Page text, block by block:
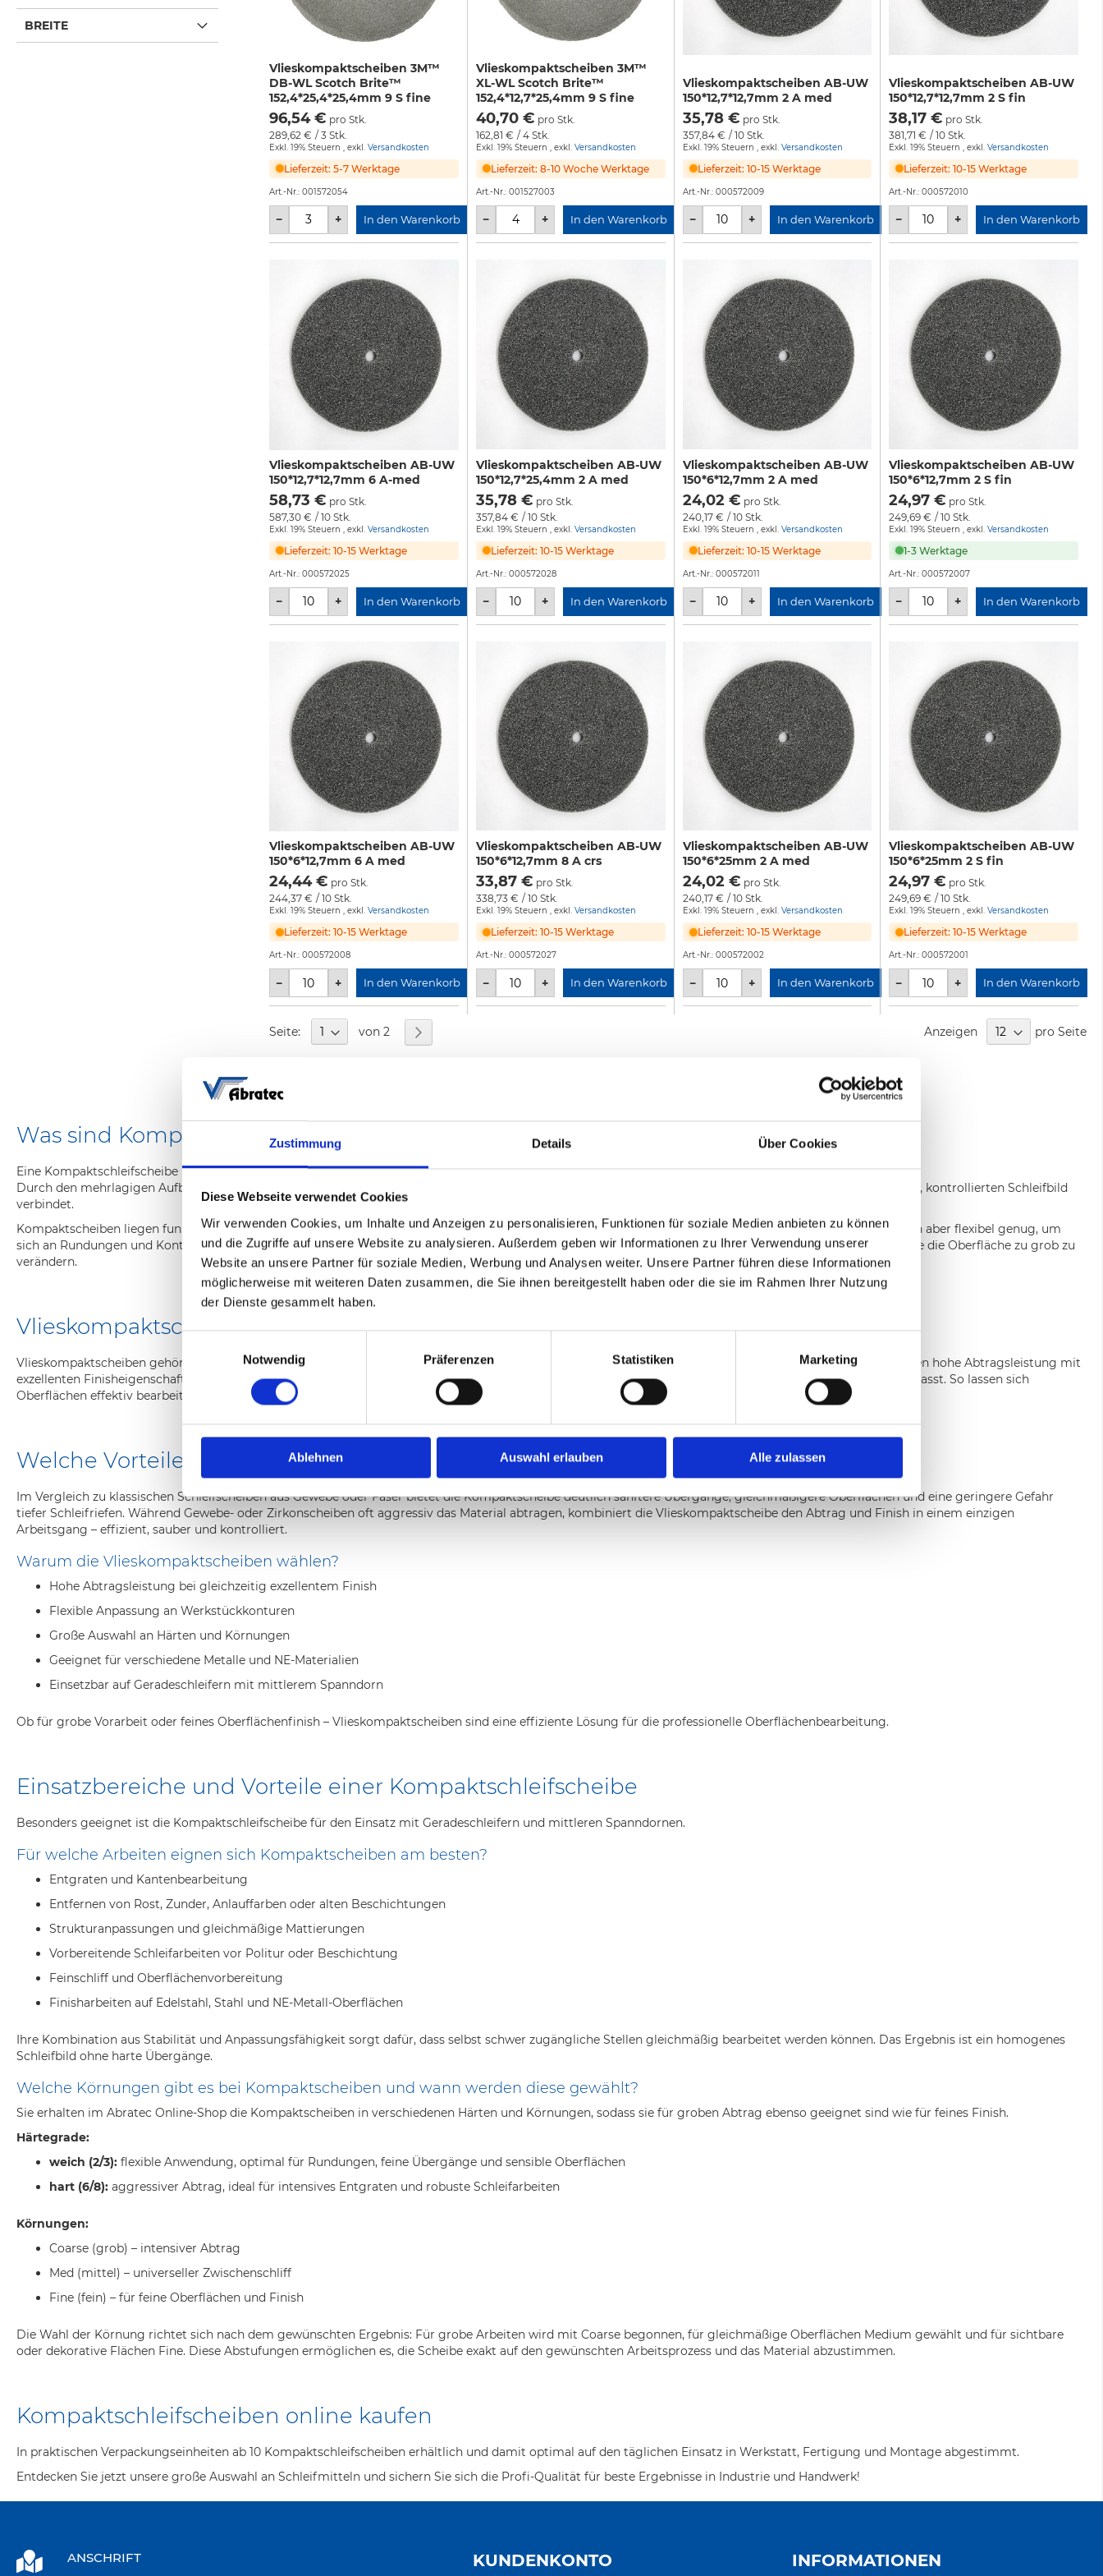
Zustimmung Details Über Cookies
Diese Webseite verwendet Cookies
Wir verwenden Cookies, um Inhalte und Anzeigen zu personalisieren, Funktionen für soziale Medien anbieten zu können
und die Zugriffe auf unsere Website zu analysieren. Außerdem geben wir Informationen zu Ihrer Verwendung unserer
Website an unsere Partner für soziale Medien, Werbung und Analysen weiter. Unsere Partner führen diese Informationen
möglicherweise mit weiteren Daten zusammen, die Sie ihnen bereitgestellt haben oder die sie im Rahmen Ihrer Nutzung
der Dienste gesammelt haben.
Notwendig
Präferenzen Statistiken Marketing
Ablehnen Auswahl erlauben Alle zulassen
Vlieskompaktscheiben 3M™
DB-WL Scotch Brite™
152,4*25,4*25,4mm 9 S fine
96,54 € pro Stk.
289,62 € / 3 Stk.
Exkl. 19% Steuern , exkl. Versandkosten
Lieferzeit: 5-7 Werktage
Art.-Nr.: 001572054
− + In den Warenkorb
Vlieskompaktscheiben 3M™
XL-WL Scotch Brite™
152,4*12,7*25,4mm 9 S fine
40,70 € pro Stk.
162,81 € / 4 Stk.
Exkl. 19% Steuern, exkl.Versandkosten
Lieferzeit: 8-10 Woche Werktage
Art.-Nr.: 001527003
− + In den Warenkorb
Vlieskompaktscheiben AB-UW
150*12,7*12,7mm 2 A med
35,78 € pro Stk.
357,84 € / 10 Stk.
Exkl. 19% Steuern , exkl. Versandkosten
Lieferzeit: 10-15 Werktage
Art.-Nr.: 000572009
− + In den Warenkorb
Vlieskompaktscheiben AB-UW
150*12,7*12,7mm 2 S fin
38,17 € pro Stk.
381,71 € / 10 Stk.
Exkl. 19% Steuern, exkl.Versandkosten
Lieferzeit: 10-15 Werktage
Art.-Nr.: 000572010
− + In den Warenkorb
Vlieskompaktscheiben AB-UW
150*12,7*12,7mm 6 A-med
58,73 € pro Stk.
587,30 € / 10 Stk.
Exkl. 19% Steuern exkl. Versandkosten
Lieferzeit: 10-15 Werktage
Art.-Nr.: 000572025
− + In den Warenkorb
Vlieskompaktscheiben AB-UW
150*12,7*25,4mm 2 A med
35,78 € pro Stk.
357,84 € / 10 Stk.
Exkl. 19% Steuern exkl.Versandkosten
Lieferzeit: 10-15 Werktage
Art.-Nr.: 000572028
− + In den Warenkorb
Vlieskompaktscheiben AB-UW
150*6*12,7mm 2 A med
24,02 € pro Stk.
240,17 € / 10 Stk.
Exkl. 19% Steuern exkl. Versandkosten
Lieferzeit: 10-15 Werktage
Art.-Nr.: 000572011
− + In den Warenkorb
Vlieskompaktscheiben AB-UW
150*6*12,7mm 2 S fin
24,97 € pro Stk.
249,69 € / 10 Stk.
Exkl. 19% Steuern exkl.Versandkosten
1-3 Werktage
Art.-Nr.: 000572007
− + In den Warenkorb
Vlieskompaktscheiben AB-UW
150*6*12,7mm 6 A med
24,44 € pro Stk.
244,37 € / 10 Stk.
Exkl. 19% Steuern , exkl. Versandkosten
Lieferzeit: 10-15 Werktage
Art.-Nr.: 000572008
− + In den Warenkorb
Vlieskompaktscheiben AB-UW
150*6*12,7mm 8 A crs
33,87 € pro Stk.
338,73 € / 10 Stk.
Exkl. 19% Steuern, exkl.Versandkosten
Lieferzeit: 10-15 Werktage
Art.-Nr.: 000572027
− + In den Warenkorb
Vlieskompaktscheiben AB-UW
150*6*25mm 2 A med
24,02 € pro Stk.
240,17 € / 10 Stk.
Exkl. 19% Steuern , exkl. Versandkosten
Lieferzeit: 10-15 Werktage
Art.-Nr.: 000572002
− + In den Warenkorb
Vlieskompaktscheiben AB-UW
150*6*25mm 2 S fin
24,97 € pro Stk.
249,69 € / 10 Stk.
Exkl. 19% Steuern, exkl.Versandkosten
Lieferzeit: 10-15 Werktage
Art.-Nr.: 000572001
− + In den Warenkorb
Seite
Seite: von 2 Anzeigen pro Seite
BREITE
Was sind Kompaktscheiben und wofür werden sie eingesetzt?
Eine Kompaktschleifscheibe ist eine besonders dichte, mehrlagig verpresste Schleifscheibe aus Schleifvlies.
Durch den mehrlagigen Aufbau entsteht bei der Kompaktscheibe ein äußerst stabiler Schleifkörper, der eine hohe Abtragsleistung mit einem gleichmäßigen, kontrollierten Schleifbild
verbindet.
Kompaktscheiben liegen funktional zwischen klassischen Vliesscheiben und harten Gewebeschleifscheiben: Sie sind robuster als herkömmliches Vlies, bleiben aber flexibel genug, um
sich an Rundungen und Konturen anzupassen. Dadurch eignen sie sich sehr gut zum Entgraten, Reinigen, Strukturieren sowie für präzise Finisharbeiten, ohne die Oberfläche zu grob zu
verändern.
Vlieskompaktscheiben für präzise Oberflächenbearbeitung
Vlieskompaktscheiben gehören zu den vielseitigsten Schleifwerkzeugen für die Metallbearbeitung. Sie bestehen aus mehrlagig verpresstem Vlies und vereinen hohe Abtragsleistung mit
exzellenten Finisheigenschaften. Gleichzeitig sorgt die flexible Struktur dafür, dass sich die Scheibe optimal an Konturen und Rundungen des Werkstücks anpasst. So lassen sich
Oberflächen effektiv bearbeiten, ohne die Kontrolle zu verlieren oder die Werkstückgeometrie zu verändern.
Welche Vorteile haben Kompaktscheiben gegenüber normalen Schleifscheiben?
Im Vergleich zu klassischen Schleifscheiben aus Gewebe oder Faser bietet die Kompaktscheibe deutlich sanftere Übergänge, gleichmäßigere Oberflächen und eine geringere Gefahr
tiefer Schleifriefen. Während Gewebe- oder Zirkonscheiben oft aggressiv das Material abtragen, kombiniert die Vlieskompaktscheibe den Abtrag und Finish in einem einzigen
Arbeitsgang – effizient, sauber und kontrolliert.
Warum die Vlieskompaktscheiben wählen?
Hohe Abtragsleistung bei gleichzeitig exzellentem Finish
Flexible Anpassung an Werkstückkonturen
Große Auswahl an Härten und Körnungen
Geeignet für verschiedene Metalle und NE-Materialien
Einsetzbar auf Geradeschleifern mit mittlerem Spanndorn
Ob für grobe Vorarbeit oder feines Oberflächenfinish – Vlieskompaktscheiben sind eine effiziente Lösung für die professionelle Oberflächenbearbeitung.
Einsatzbereiche und Vorteile einer Kompaktschleifscheibe
Besonders geeignet ist die Kompaktschleifscheibe für den Einsatz mit Geradeschleifern und mittleren Spanndornen.
Für welche Arbeiten eignen sich Kompaktscheiben am besten?
Entgraten und Kantenbearbeitung
Entfernen von Rost, Zunder, Anlauffarben oder alten Beschichtungen
Strukturanpassungen und gleichmäßige Mattierungen
Vorbereitende Schleifarbeiten vor Politur oder Beschichtung
Feinschliff und Oberflächenvorbereitung
Finisharbeiten auf Edelstahl, Stahl und NE-Metall-Oberflächen
Ihre Kombination aus Stabilität und Anpassungsfähigkeit sorgt dafür, dass selbst schwer zugängliche Stellen gleichmäßig bearbeitet werden können. Das Ergebnis ist ein homogenes
Schleifbild ohne harte Übergänge.
Welche Körnungen gibt es bei Kompaktscheiben und wann werden diese gewählt?
Sie erhalten im Abratec Online-Shop die Kompaktscheiben in verschiedenen Härten und Körnungen, sodass sie für groben Abtrag ebenso geeignet sind wie für feines Finish.
Härtegrade:
weich (2/3): flexible Anwendung, optimal für Rundungen, feine Übergänge und sensible Oberflächen
hart (6/8): aggressiver Abtrag, ideal für intensives Entgraten und robuste Schleifarbeiten
Körnungen:
Coarse (grob) – intensiver Abtrag
Med (mittel) – universeller Zwischenschliff
Fine (fein) – für feine Oberflächen und Finish
Die Wahl der Körnung richtet sich nach dem gewünschten Ergebnis: Für grobe Arbeiten wird mit Coarse begonnen, für gleichmäßige Oberflächen Medium gewählt und für sichtbare
oder dekorative Flächen Fine. Diese Abstufungen ermöglichen es, die Scheibe exakt auf den gewünschten Arbeitsprozess und das Material abzustimmen.
Kompaktschleifscheiben online kaufen
In praktischen Verpackungseinheiten ab 10 Kompaktschleifscheiben erhältlich und damit optimal auf den täglichen Einsatz in Werkstatt, Fertigung und Montage abgestimmt.
Entdecken Sie jetzt unsere große Auswahl an Schleifmitteln und sichern Sie sich die Profi-Qualität für beste Ergebnisse in Industrie und Handwerk!
ANSCHRIFT KUNDENKONTO INFORMATIONEN